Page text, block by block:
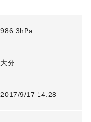
986.3hPa
大分
2017/9/17 14:28